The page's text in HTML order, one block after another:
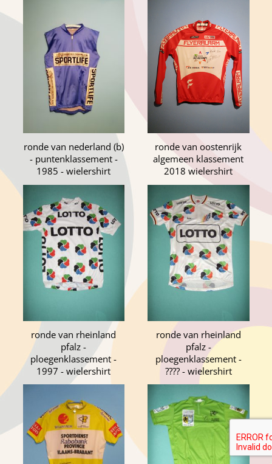
ronde van nederland (b)
- puntenklassement -
1985 - wielershirt
ronde van oostenrijk
algemeen klassement
2018 wielershirt
ronde van rheinland
pfalz -
ploegenklassement -
1997 - wielershirt
ronde van rheinland
pfalz -
ploegenklassement -
???? - wielershirt